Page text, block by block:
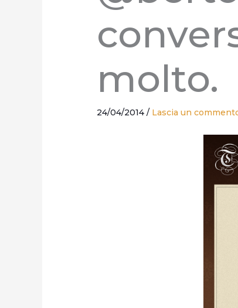
molto.
24/04/2014/ Lascia un